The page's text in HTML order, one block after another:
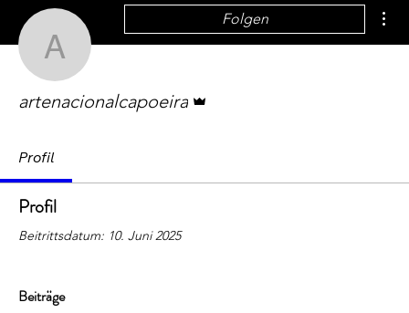
artenacionalcapoeira
Folgen
artenacionalcapoeira
Profil
Profil
Beitrittsdatum: 10. Juni 2025
Beiträge